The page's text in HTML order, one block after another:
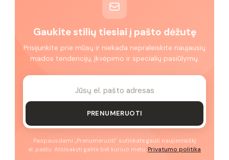
Gaukite stilių tiesiai į pašto dėžutę
Prisijunkite prie mūsų ir niekada nepraleiskite naujausių
mados tendencijų, įkvėpimo ir specialių pasiūlymų.
PRENUMERUOTI
Paspausdami „Prenumeruoti" sutinkate gauti naujienlaiškį
el. paštu. Atsisakyti galite bet kuriuo metu. Privatumo politika